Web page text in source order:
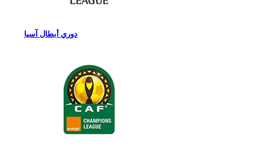
دوري أبطال آسيا